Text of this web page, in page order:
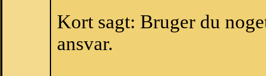
Kort sagt: Bruger du
ansvar.